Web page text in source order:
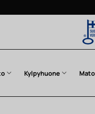
Kylpyhuone